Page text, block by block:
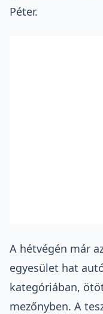
Péter.
A hétvégén már
egyesület hat
kategóriában,
mezőnyben. A